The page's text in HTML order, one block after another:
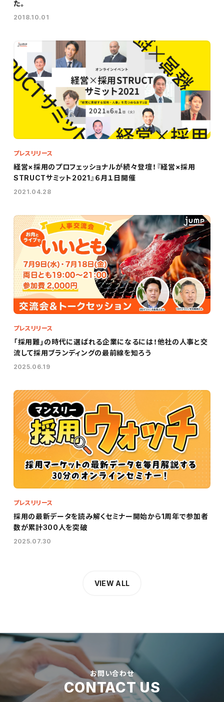
た。
2018.10.01
プレスリリース
経営×採用のプロフェッショナルが続々登壇！『経営×採用
STRUCTサミット2021』６月１日開催
2021.04.28
プレスリリース
「採用難」の時代に選ばれる企業になるには！他社の人事と交
流して採用ブランディングの最前線を知ろう
2025.06.19
プレスリリース
採用の最新データを読み解くセミナー開始から1周年で参加者
数が累計300人を突破
2025.07.30
VIEW ALL
お問い合わせ
CONTACT US